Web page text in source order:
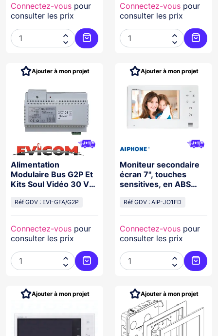
Connectez-vous pour
consulter les prix


Ajouter au panier
Connectez-vous pour
consulter les prix


Alimentation
Modulaire Bus G2P Et
Kits Soul Vidéo 30 Vcc
Réf GDV : EVI-GFA/G2P
Connectez-vous pour
consulter les prix


Ajouter au panier
Ajouter à mon projet
Moniteur secondaire
écran 7'', touches
sensitives, en ABS
Réf GDV : AIP-JO1FD
Connectez-vous pour
consulter les prix


Ajouter à mon projet
Ajouter à mon projet Ajouter à mon projet